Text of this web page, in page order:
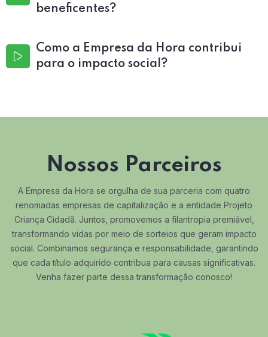
beneficentes?
Como a Empresa da Hora contribui
para o impacto social?
Nossos Parceiros
A Empresa da Hora se orgulha de sua parceria com quatro
renomadas empresas de capitalização e a entidade Projeto
Criança Cidadã. Juntos, promovemos a filantropia premiável,
transformando vidas por meio de sorteios que geram impacto
social. Combinamos segurança e responsabilidade, garantindo
que cada título adquirido contribua para causas significativas.
Venha fazer parte dessa transformação conosco!